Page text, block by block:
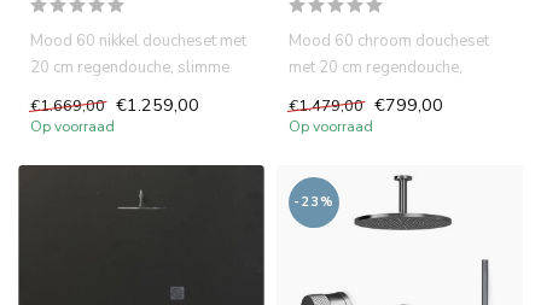
Mood 60 nikkel doucheset met
20 cm regendouche, slimme
thermostaatkraan en plafo...
€1.669,00 €1.259,00
Op voorraad
Mood 60 chroom doucheset
met 20 cm regendouche,
slimme thermostaatkraan en
plafo...
€1.479,00 €799,00
Op voorraad
-23%